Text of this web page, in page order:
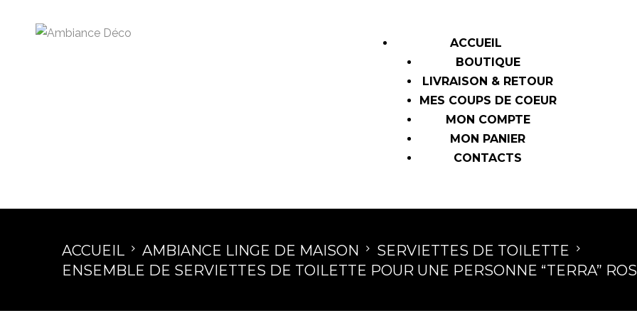
ACCUEIL
BOUTIQUE
LIVRAISON & RETOUR
MES COUPS DE COEUR
MON COMPTE
MON PANIER
CONTACTS
ACCUEIL AMBIANCE LINGE DE MAISON
SERVIETTES DE TOILETTE
ENSEMBLE DE SERVIETTES DE TOILETTE POUR UNE PERSONNE “TERRA”